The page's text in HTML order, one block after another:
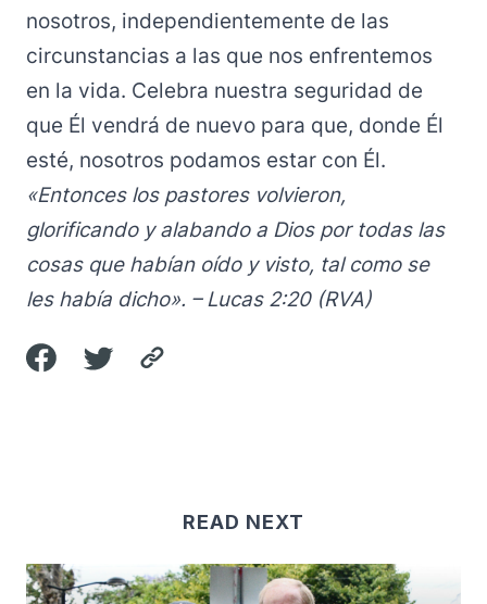
nosotros, independientemente de las
circunstancias a las que nos enfrentemos
en la vida. Celebra nuestra seguridad de
que Él vendrá de nuevo para que, donde Él
esté, nosotros podamos estar con Él.
«Entonces los pastores volvieron,
glorificando y alabando a Dios por todas las
cosas que habían oído y visto, tal como se
les había dicho». – Lucas 2:20 (RVA)
READ NEXT